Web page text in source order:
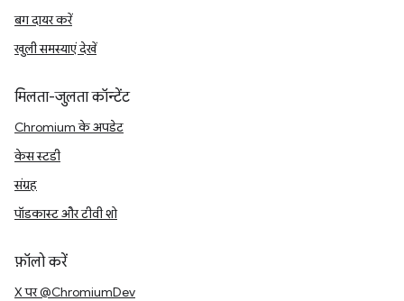
बग दायर करें
खुली समस्याएं देखें
मिलता-जुलता कॉन्टेंट
Chromium के अपडेट
केस स्टडी
संग्रह
पॉडकास्ट और टीवी शो
फ़ॉलो करें
X पर @ChromiumDev